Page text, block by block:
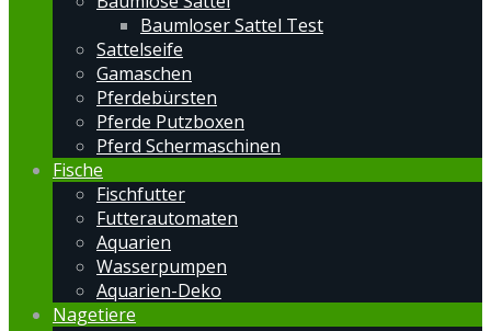
Baumloser Sattel Test
Sattelseife
Gamaschen
Pferdebürsten
Pferde Putzboxen
Pferd Schermaschinen
Fische
Fischfutter
Futterautomaten
Aquarien
Wasserpumpen
Aquarien-Deko
Nagetiere